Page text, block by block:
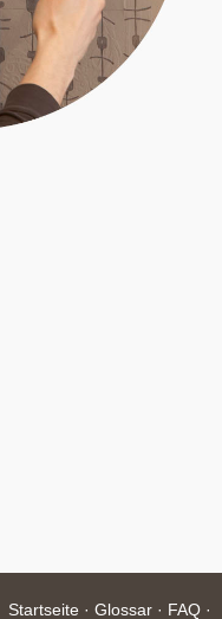
Startseite · Glossar · FAQ ·